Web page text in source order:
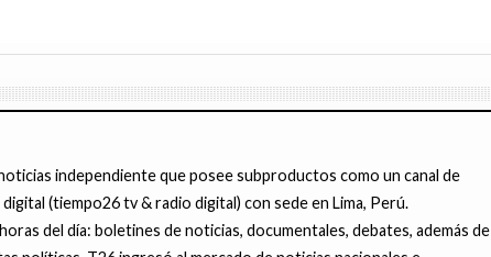
independiente que posee subproductos como un canal de
(tiempo26 tv & radio digital) con sede en Lima, Perú.
del día: boletines de noticias, documentales, debates, además de